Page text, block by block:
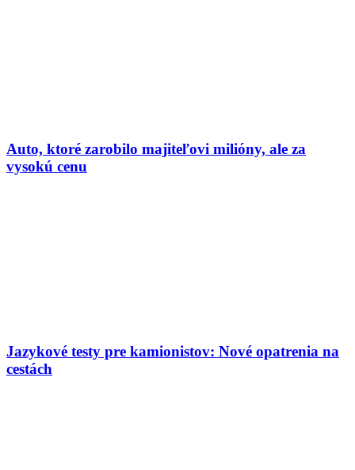
Auto, ktoré zarobilo majiteľovi milióny, ale za
vysokú cenu
Jazykové testy pre kamionistov: Nové opatrenia na
cestách